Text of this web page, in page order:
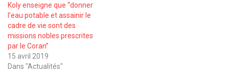
Koly enseigne que ‘‘donner
l’eau potable et assainir le
cadre de vie sont des
missions nobles prescrites
par le Coran’’
15 avril 2019
Dans "Actualités"